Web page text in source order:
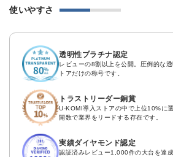
使いやすさ
透明性プラチナ認定
レビューの8割以上を公開。圧倒的な
トアだけの称号です。
トラストリーダー銅賞
U-KOMI導入ストアの中で上位10%に
開数で業界をリードする存在です。
実績ダイヤモンド認定
認証済みレビュー1,000件の大台を達